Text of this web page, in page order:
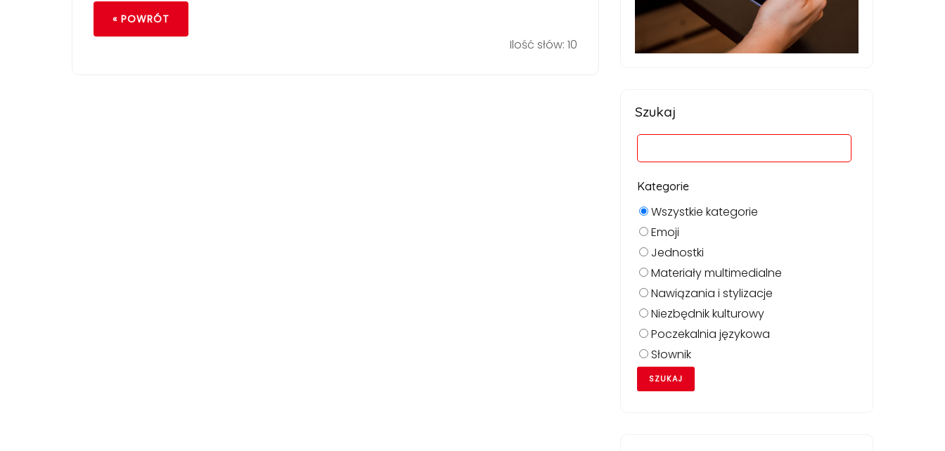
« POWRÓT
Ilość słów: 10
Szukaj
Kategorie
Wszystkie kategorie
Emoji
Jednostki
Materiały multimedialne
Nawiązania i stylizacje
Niezbędnik kulturowy
Poczekalnia językowa
Słownik